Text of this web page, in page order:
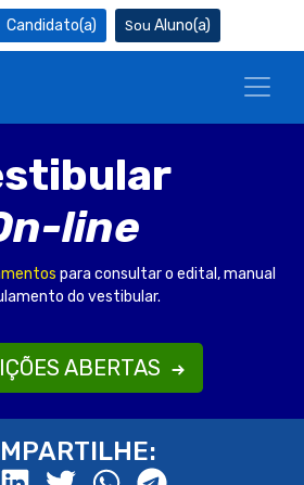
Candidato(a) Aluno(a)
line
para consultar o edital, manual
do vestibular.
ABERTAS